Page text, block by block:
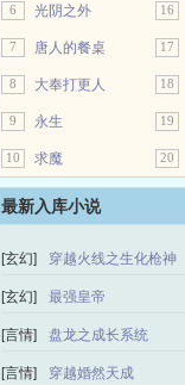
6 光阴之外
7 唐人的餐桌
8 大奉打更人
9 永生
10 求魔
16
17
18
19
20
最新入库小说
[玄幻] 穿越火线之生化枪神
[玄幻] 最强皇帝
[言情] 盘龙之成长系统
[言情] 穿越婚然天成